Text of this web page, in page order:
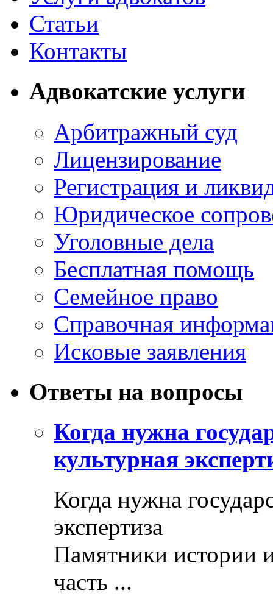
Статьи
Контакты
Адвокатские услуги
Арбитражный суд
Лицензирование
Регистрация и
Юридическое
Уголовные дела
Бесплатная помощь
Семейное право
Справочная
Исковые заявления
Ответы на вопросы
Когда нужна
культурная
Когда нужна
экспертиза
Памятники истории
часть ...